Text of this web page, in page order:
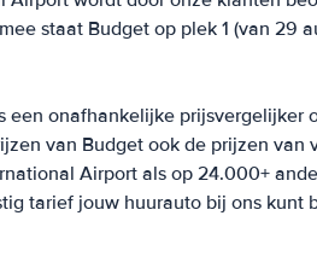
staat Budget op plek 1 (van 29
een onafhankelijke
van Budget ook de prijzen van
Airport als op 24.000+
tarief jouw huurauto bij ons kunt